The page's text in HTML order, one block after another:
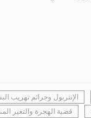
الإنتربول وجرائم تهريب
قضية الهجرة والتغير